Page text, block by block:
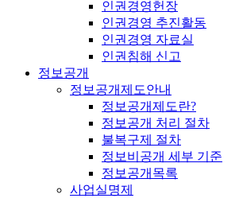
인권경영헌장
인권경영 추진활동
인권경영 자료실
인권침해 신고
정보공개
정보공개제도안내
정보공개제도란?
정보공개 처리 절차
불복구제 절차
정보비공개 세부 기준
정보공개목록
사업실명제